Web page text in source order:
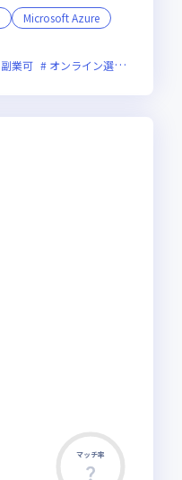
Microsoft Azure
副業可 オンライン選考可
マッチ率